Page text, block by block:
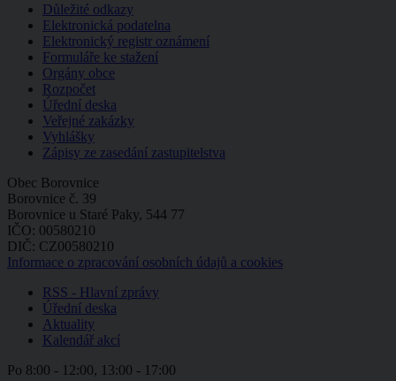
Důležité odkazy
Elektronická podatelna
Elektronický registr oznámení
Formuláře ke stažení
Orgány obce
Rozpočet
Úřední deska
Veřejné zakázky
Vyhlášky
Zápisy ze zasedání zastupitelstva
Obec Borovnice
Borovnice č. 39
Borovnice u Staré Paky, 544 77
IČO: 00580210
DIČ: CZ00580210
Informace o zpracování osobních údajů a cookies
RSS - Hlavní zprávy
Úřední deska
Aktuality
Kalendář akcí
Po 8:00 - 12:00, 13:00 - 17:00